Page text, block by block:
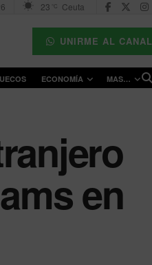
23 °C Ceuta
UNIRME AL CANAL
ECONOMÍA MAS…
en